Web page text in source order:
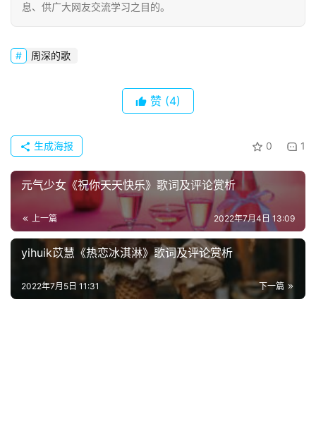
息、供广大网友交流学习之目的。
周深的歌
赞 (4)
0 1
生成海报
元气少女《祝你天天快乐》歌词及评论赏析
上一篇 2022年7月4日 13:09
yihuik苡慧《热恋冰淇淋》歌词及评论赏析
下一篇
2022年7月5日 11:31